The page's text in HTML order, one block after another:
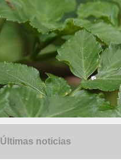
Últimas noticias